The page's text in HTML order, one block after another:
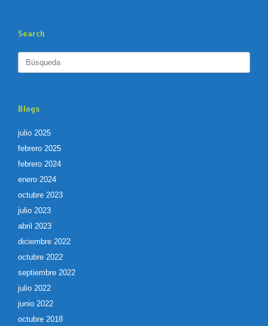
Search
Buscar:
Blogs
julio 2025
febrero 2025
febrero 2024
enero 2024
octubre 2023
julio 2023
abril 2023
diciembre 2022
octubre 2022
septiembre 2022
julio 2022
junio 2022
octubre 2018